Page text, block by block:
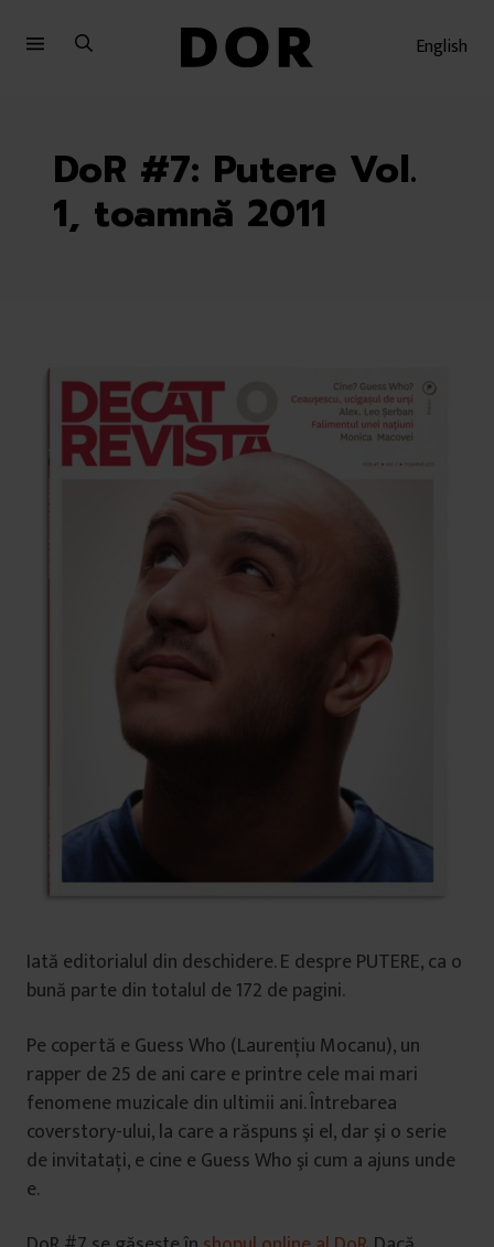
English
DoR #7: Putere Vol.
1, toamnă 2011
Iată editorialul din deschidere. E despre PUTERE, ca o
bună parte din totalul de 172 de pagini.
Pe copertă e Guess Who (Laurenţiu Mocanu), un
rapper de 25 de ani care e printre cele mai mari
fenomene muzicale din ultimii ani. Întrebarea
coverstory-ului, la care a răspuns şi el, dar şi o serie
de invitataţi, e cine e Guess Who şi cum a ajuns unde
e.